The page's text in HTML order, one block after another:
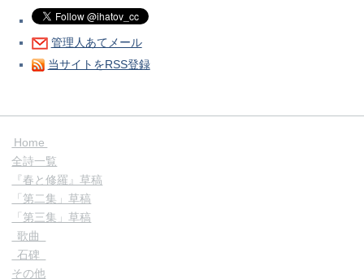
管理人あてメール
当サイトをRSS登録
Home
全詩一覧
『春と修羅』草稿
「第二集」草稿
「第三集」草稿
歌曲
石碑
その他